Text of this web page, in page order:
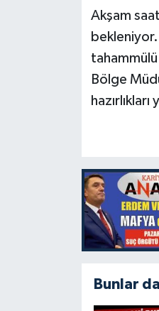
Akşam
tahammülü
Bölge
Bunlar